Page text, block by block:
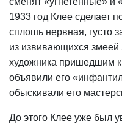
1933 год Клее сделает
сплошь нервная, густо
из извивающихся
художника пришедшим
объявили его
обыскивали его
До этого Клее уже был